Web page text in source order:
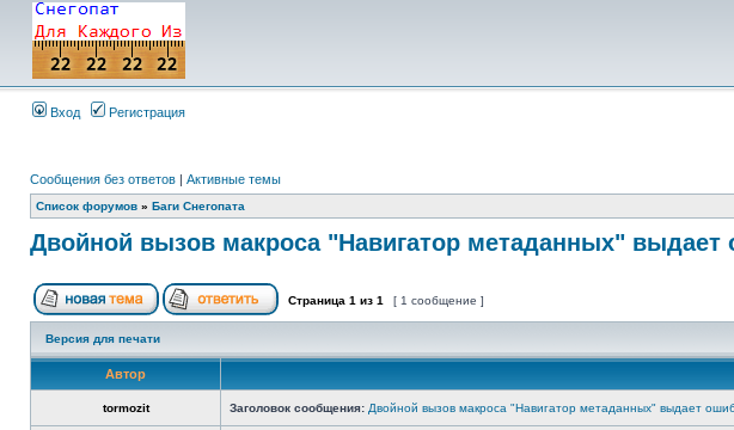
Вход Регистрация
Сообщения без ответов | Активные темы
Список форумов » Баги Снегопата
Двойной вызов макроса "Навигатор метаданных" выдает
Страница 1 из 1 [ 1 сообщение ]
Версия для печати
Автор
tormozit Заголовок сообщения: Двойной вызов макроса "Навигатор метаданных" выдает